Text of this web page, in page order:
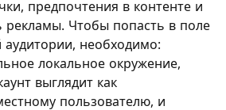
предпочтения в контенте и
рекламы. Чтобы попасть в поле
аудитории, необходимо:
локальное окружение,
выглядит как
пользователю, и